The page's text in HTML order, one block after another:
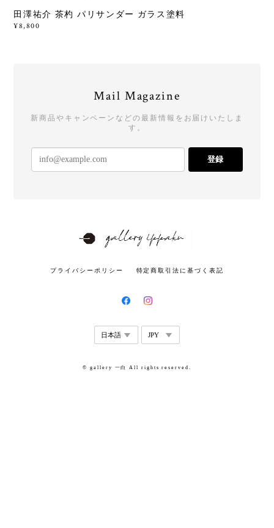
田澤祐介 茶杓 パリサンダー ガラス塗料
¥8,800
Mail Magazine
新商品やキャンペーンなどの最新情報をお届けいたしま
す。
登録
プライバシーポリシー 特定商取引法に基づく表記
© gallery 一白 All rights reserved.